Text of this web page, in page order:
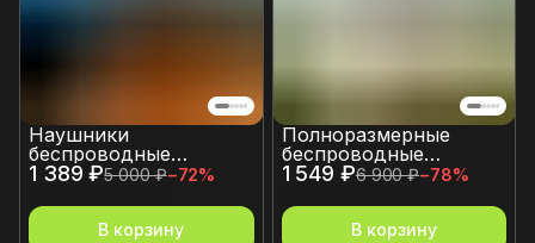
1 389 ₽5 000 ₽−72%
Наушники
беспроводные
большие
В корзину
1 549 ₽6 900 ₽−78%
Полноразмерные
беспроводные
накладные наушники
пассивным
шумоподавлением и
В корзину